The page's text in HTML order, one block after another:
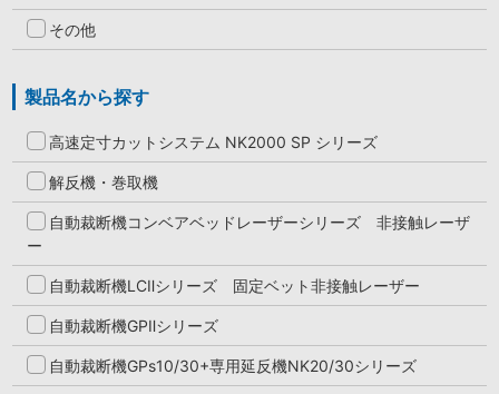
その他
製品名から探す
高速定寸カットシステム NK2000 SP シリーズ
解反機・巻取機
自動裁断機コンベアベッドレーザーシリーズ 非接触レーザ
ー
自動裁断機LCⅡシリーズ 固定ベット非接触レーザー
自動裁断機GPⅡシリーズ
自動裁断機GPs10/30+専用延反機NK20/30シリーズ